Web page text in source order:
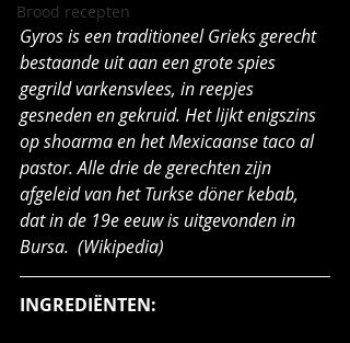
Brood recepten
Gyros is een traditioneel Grieks gerecht
bestaande uit aan een grote spies
gegrild varkensvlees, in reepjes
gesneden en gekruid. Het lijkt enigszins
op shoarma en het Mexicaanse taco al
pastor. Alle drie de gerechten zijn
afgeleid van het Turkse döner kebab,
dat in de 19e eeuw is uitgevonden in
Bursa.  (Wikipedia)
INGREDIËNTEN: